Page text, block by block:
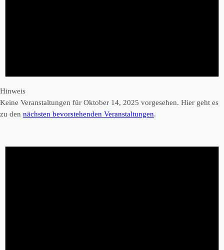
Hinweis
Keine Veranstaltungen für Oktober 14, 2025 vorgesehen. Hier geht es
zu den nächsten bevorstehenden Veranstaltungen.